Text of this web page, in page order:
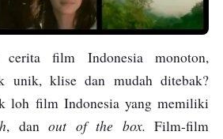
film Indonesia monoton,
unik, klise dan mudah ditebak?
loh film Indonesia yang memiliki
, dan out of the box. Film-film